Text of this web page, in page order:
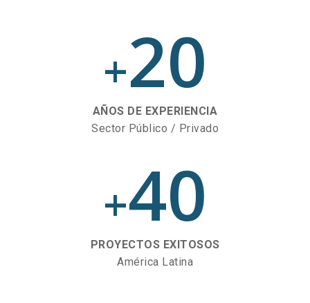
+20
AÑOS DE EXPERIENCIA
Sector Público / Privado
+40
PROYECTOS EXITOSOS
América Latina